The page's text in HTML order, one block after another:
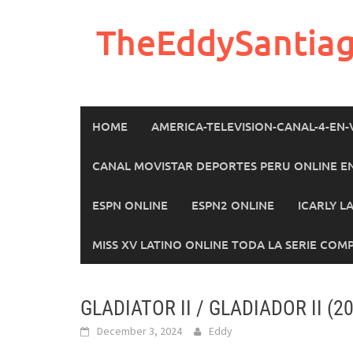
HOME AMERICA-TELEVISION-CANAL-4-
CANAL MOVISTAR DEPORTES PERU ONLINE
ESPN ONLINE ESPN2 ONLINE ICARLY
MISS XV LATINO ONLINE TODA LA SERIE
GLADIATOR II / GLADIADOR II
December 3, 2024 Eddy